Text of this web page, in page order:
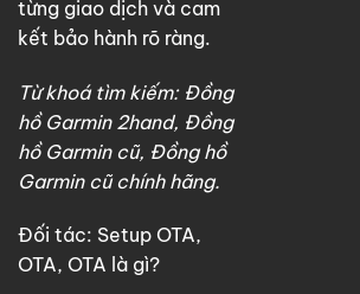
từng giao dịch và cam
kết bảo hành rõ ràng.
Từ khoá tìm kiếm: Đồng
hồ Garmin 2hand, Đồng
hồ Garmin cũ, Đồng hồ
Garmin cũ chính hãng.
Đối tác: Setup OTA,
OTA, OTA là gì?